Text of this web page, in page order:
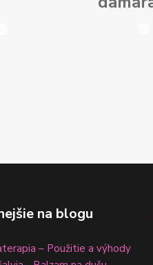
na blogu
– Použitie a výhody